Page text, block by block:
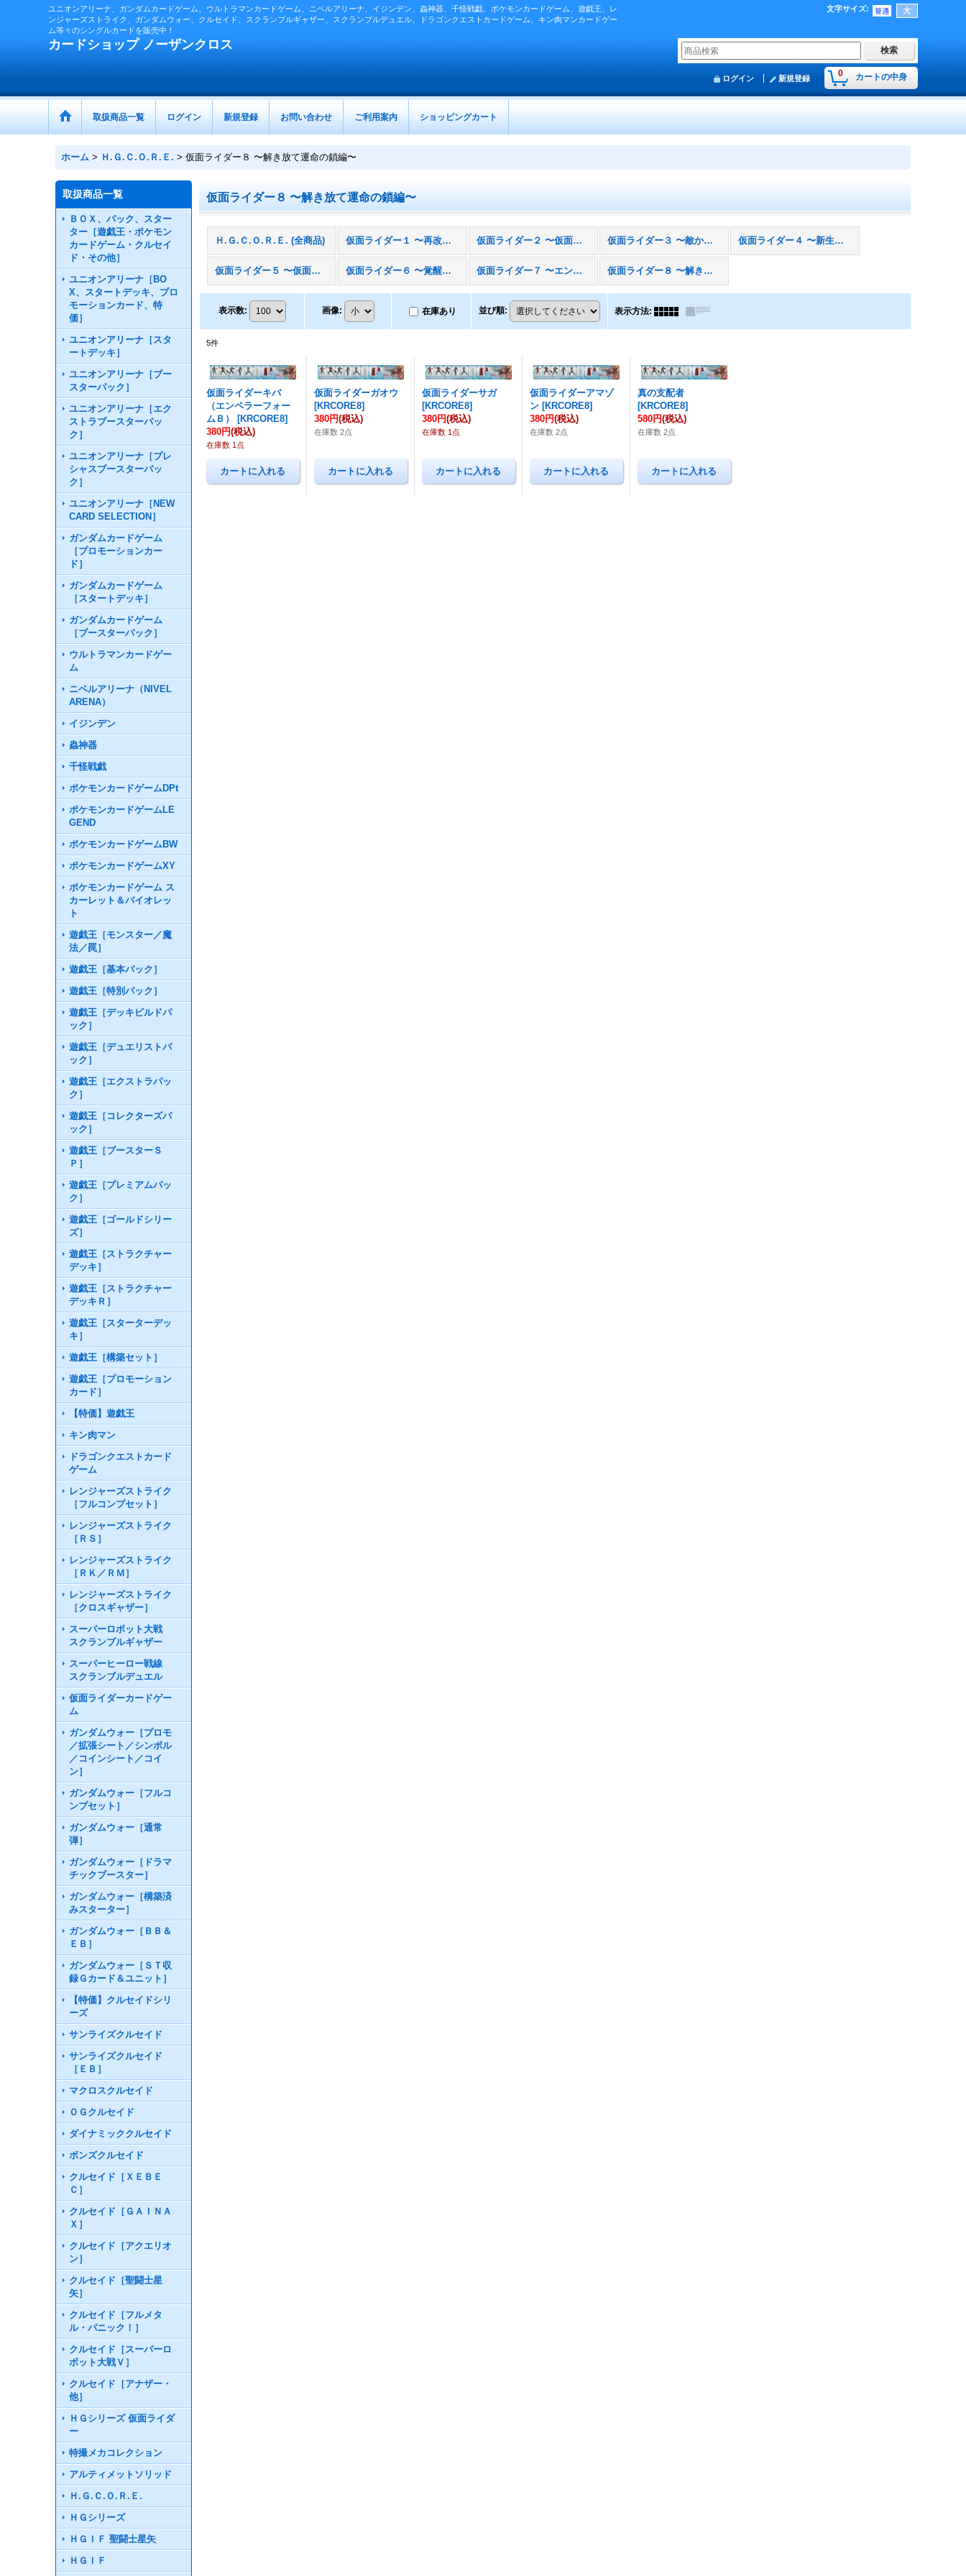
ユニオンアリーナ、ガンダムカードゲーム、ウルトラマンカードゲーム、ニベルアリーナ、イジンデン、蟲神器、千怪戦戯、ポケモンカードゲーム、遊戯王、レ
ンジャーズストライク、ガンダムウォー、クルセイド、スクランブルギャザー、スクランブルデュエル、ドラゴンクエストカードゲーム、キン肉マンカードゲー
ム等々のシングルカードを販売中！
文字サイズ:
カードショップ ノーザンクロス
0 カートの中身
ログイン 新規登録
取扱商品一覧 ログイン 新規登録 お問い合わせ ご利用案内 ショッピングカート
ホーム > Ｈ.Ｇ.Ｃ.Ｏ.Ｒ.Ｅ. > 仮面ライダー８ 〜解き放て運命の鎖編〜
取扱商品一覧
ＢＯＸ、パック、スター
ター［遊戯王・ポケモン
カードゲーム・クルセイ
ド・その他］
ユニオンアリーナ［BO
X、スタートデッキ、プロ
モーションカード、特
価］
ユニオンアリーナ［スタ
ートデッキ］
ユニオンアリーナ［ブー
スターパック］
ユニオンアリーナ［エク
ストラブースターパッ
ク］
ユニオンアリーナ［プレ
シャスブースターパッ
ク］
ユニオンアリーナ［NEW
CARD SELECTION］
ガンダムカードゲーム
［プロモーションカー
ド］
ガンダムカードゲーム
［スタートデッキ］
ガンダムカードゲーム
［ブースターパック］
ウルトラマンカードゲー
ム
ニベルアリーナ（NIVEL
ARENA）
イジンデン
蟲神器
千怪戦戯
ポケモンカードゲームDPt
ポケモンカードゲームLE
GEND
ポケモンカードゲームBW
ポケモンカードゲームXY
ポケモンカードゲーム ス
カーレット＆バイオレッ
ト
遊戯王［モンスター／魔
法／罠］
遊戯王［基本パック］
遊戯王［特別パック］
遊戯王［デッキビルドパ
ック］
遊戯王［デュエリストパ
ック］
遊戯王［エクストラパッ
ク］
遊戯王［コレクターズパ
ック］
遊戯王［ブースターＳ
Ｐ］
遊戯王［プレミアムパッ
ク］
遊戯王［ゴールドシリー
ズ］
遊戯王［ストラクチャー
デッキ］
遊戯王［ストラクチャー
デッキＲ］
遊戯王［スターターデッ
キ］
遊戯王［構築セット］
遊戯王［プロモーション
カード］
【特価】遊戯王
キン肉マン
ドラゴンクエストカード
ゲーム
レンジャーズストライク
［フルコンプセット］
レンジャーズストライク
［ＲＳ］
レンジャーズストライク
［ＲＫ／ＲＭ］
レンジャーズストライク
［クロスギャザー］
スーパーロボット大戦
スクランブルギャザー
スーパーヒーロー戦線
スクランブルデュエル
仮面ライダーカードゲー
ム
ガンダムウォー［プロモ
／拡張シート／シンボル
／コインシート／コイ
ン］
ガンダムウォー［フルコ
ンプセット］
ガンダムウォー［通常
弾］
ガンダムウォー［ドラマ
チックブースター］
ガンダムウォー［構築済
みスターター］
ガンダムウォー［ＢＢ＆
ＥＢ］
ガンダムウォー［ＳＴ収
録Ｇカード＆ユニット］
【特価】クルセイドシリ
ーズ
サンライズクルセイド
サンライズクルセイド
［ＥＢ］
マクロスクルセイド
ＯＧクルセイド
ダイナミッククルセイド
ボンズクルセイド
クルセイド［ＸＥＢＥ
Ｃ］
クルセイド［ＧＡＩＮＡ
Ｘ］
クルセイド［アクエリオ
ン］
クルセイド［聖闘士星
矢］
クルセイド［フルメタ
ル・パニック！］
クルセイド［スーパーロ
ボット大戦Ｖ］
クルセイド［アナザー・
他］
ＨＧシリーズ 仮面ライダ
ー
特撮メカコレクション
アルティメットソリッド
Ｈ.Ｇ.Ｃ.Ｏ.Ｒ.Ｅ.
ＨＧシリーズ
ＨＧＩＦ 聖闘士星矢
ＨＧＩＦ
仮面ライダー８ 〜解き放て運命の鎖編〜
Ｈ.Ｇ.Ｃ.Ｏ.Ｒ.Ｅ. (全商品) 仮面ライダー１ 〜再改造、新たなる闘い編〜 仮面ライダー２ 〜仮面ライダー電王参上編〜 仮面ライダー３ 〜敵か味方か、力と技編〜 仮面ライダー４ 〜新生仮面ライダーＶ３編〜
仮面ライダー５ 〜仮面ライダーキバ誕生編〜 仮面ライダー６ 〜覚醒！第２の力編〜 仮面ライダー７ 〜エンペラー凱旋編〜 仮面ライダー８ 〜解き放て運命の鎖編〜
表示数: 画像: 在庫あり 並び順: 表示方法:
5件
仮面ライダーキバ
（エンペラーフォー
ムＢ）
[KRCORE8]
380円(税込)
在庫数 1点
仮面ライダーガオウ
[KRCORE8]
380円(税込)
在庫数 2点
仮面ライダーサガ
[KRCORE8]
380円(税込)
在庫数 1点
仮面ライダーアマゾ
ン [KRCORE8]
380円(税込)
在庫数 2点
真の支配者
[KRCORE8]
580円(税込)
在庫数 2点